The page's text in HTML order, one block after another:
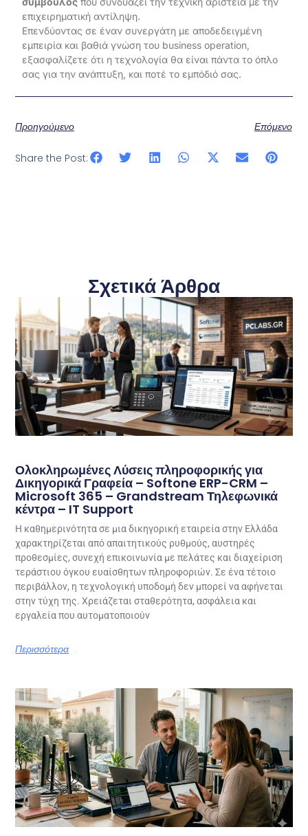
επιχειρηματική αντίληψη.
Επενδύοντας σε έναν συνεργάτη με αποδεδειγμένη
εμπειρία και βαθιά γνώση του business operation,
εξασφαλίζετε ότι η τεχνολογία θα είναι πάντα το όπλο
σας για την ανάπτυξη, και ποτέ το εμπόδιό σας.
Προηγούμενο Επόμενο
Share the Post:
Σχετικά Άρθρα
Ολοκληρωμένες Λύσεις πληροφορικής για
Δικηγορικά Γραφεία – Softone ERP-CRM –
Microsoft 365 – Grandstream Τηλεφωνικά
κέντρα – IT Support
Η καθημερινότητα σε μια δικηγορική εταιρεία στην Ελλάδα
χαρακτηρίζεται από απαιτητικούς ρυθμούς, αυστηρές
προθεσμίες, συνεχή επικοινωνία με πελάτες και διαχείριση
τεράστιου όγκου ευαίσθητων πληροφοριών. Σε ένα τέτοιο
περιβάλλον, η τεχνολογική υποδομή δεν μπορεί να αφήνεται
στην τύχη της. Χρειάζεται σταθερότητα, ασφάλεια και
εργαλεία που αυτοματοποιούν
Περισσότερα